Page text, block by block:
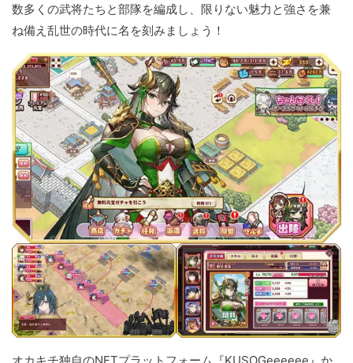
数多くの武将たちと部隊を編成し、限りない魅力と強さを兼
ね備え乱世の時代に名を刻みましょう！
オカキチ独自のNFTプラットフォーム『KUSOGeeeeee』か